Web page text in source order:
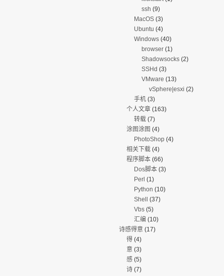
ssh (9)
MacOS(3)
Ubuntu (4)
Windows(40)
browser(1)
Shadowsocks(2)
SSHd (3)
VMware (13)
vSphere|esxi (2)
手机(3)
个人文章(163)
转载(7)
涂图涂图 (4)
PhotoShop(4)
相关下载(4)
程序脚本(66)
Dos脚本(3)
Perl (1)
Python (10)
Shell (37)
Vbs(5)
汇编 (10)
诗感得意(17)
得(4)
意(3)
感(5)
诗(7)